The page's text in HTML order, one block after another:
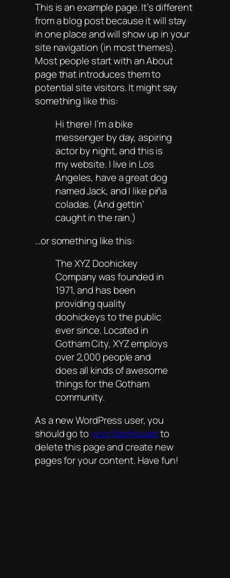
This is an example page. It’s different
from a blog post because it will stay
in one place and will show up in your
site navigation (in most themes).
Most people start with an About
page that introduces them to
potential site visitors. It might say
something like this:
Hi there! I’m a bike
messenger by day, aspiring
actor by night, and this is
my website. I live in Los
Angeles, have a great dog
named Jack, and I like piña
coladas. (And gettin‘
caught in the rain.)
…or something like this:
The XYZ Doohickey
Company was founded in
1971, and has been
providing quality
doohickeys to the public
ever since. Located in
Gotham City, XYZ employs
over 2,000 people and
does all kinds of awesome
things for the Gotham
community.
As a new WordPress user, you
should go toyour dashboardto
delete this page and create new
pages for your content. Have fun!